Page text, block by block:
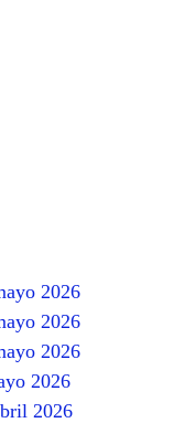
2026
2026
2026
2026
2026